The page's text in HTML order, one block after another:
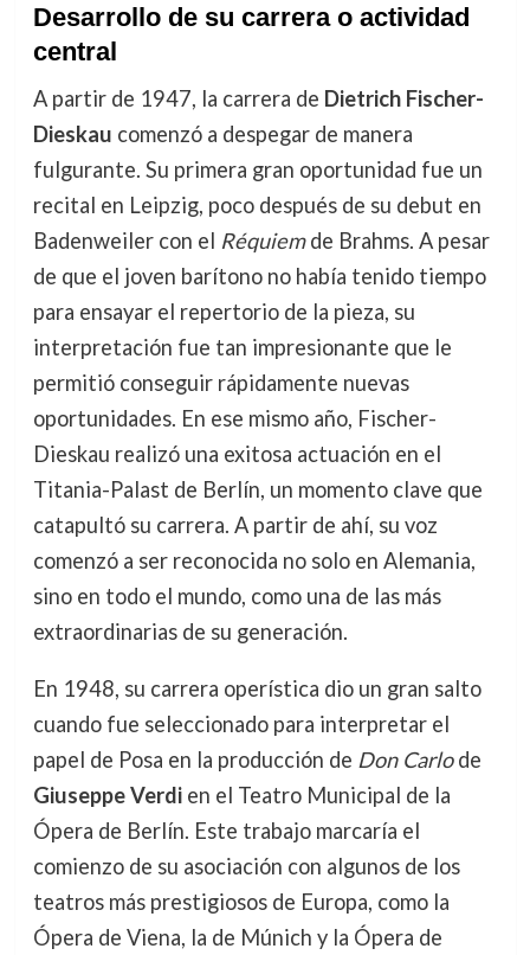
Desarrollo de su carrera o actividad
central
A partir de 1947, la carrera de Dietrich Fischer-
Dieskau comenzó a despegar de manera
fulgurante. Su primera gran oportunidad fue un
recital en Leipzig, poco después de su debut en
Badenweiler con el Réquiemde Brahms. A pesar
de que el joven barítono no había tenido tiempo
para ensayar el repertorio de la pieza, su
interpretación fue tan impresionante que le
permitió conseguir rápidamente nuevas
oportunidades. En ese mismo año, Fischer-
Dieskau realizó una exitosa actuación en el
Titania-Palast de Berlín, un momento clave que
catapultó su carrera. A partir de ahí, su voz
comenzó a ser reconocida no solo en Alemania,
sino en todo el mundo, como una de las más
extraordinarias de su generación.
En 1948, su carrera operística dio un gran salto
cuando fue seleccionado para interpretar el
papel de Posa en la producción de Don Carlode
Giuseppe Verdien el Teatro Municipal de la
Ópera de Berlín. Este trabajo marcaría el
comienzo de su asociación con algunos de los
teatros más prestigiosos de Europa, como la
Ópera de Viena, la de Múnich y la Ópera de